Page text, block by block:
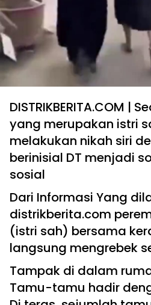
DISTRIKBERITA.COM |
yang merupakan istri
melakukan nikah siri
berinisial DT menjadi
sosial
Dari Informasi Yang
distrikberita.com
(istri sah) bersama
langsung mengrebek
Tampak di dalam
Tamu-tamu hadir